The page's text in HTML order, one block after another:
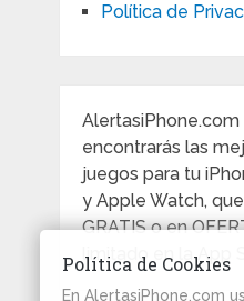
Política de
encontrarás las
juegos para tu
y Apple Watch,
GRATIS o en
limitado en la App
Política de Cookies
En AlertasiPhone.com